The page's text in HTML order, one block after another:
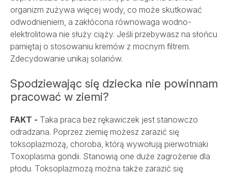
organizm zużywa więcej wody, co może skutkować
odwodnieniem, a zakłócona równowaga wodno-
elektrolitowa nie służy ciąży. Jeśli przebywasz na słońcu
pamiętaj o stosowaniu kremów z mocnym filtrem.
Zdecydowanie unikaj solariów.
Spodziewając się dziecka nie powinnam
pracować w ziemi?
FAKT - Taka praca bez rękawiczek jest stanowczo
odradzana. Poprzez ziemię możesz zarazić się
toksoplazmozą, choroba, którą wywołują pierwotniaki
Toxoplasma gondii. Stanowią one duże zagrożenie dla
płodu. Toksoplazmozą można także zarazić się